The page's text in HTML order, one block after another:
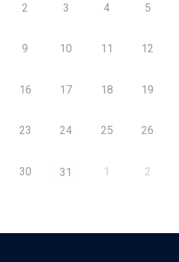
2 3 4 5
9 10 11 12
16 17 18 19
23 24 25 26
30 31 1 2